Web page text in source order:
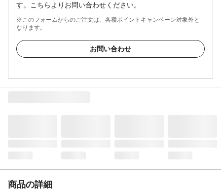
す。こちらよりお問い合わせください。
※このフォームからのご注文は、各種ポイントキャンペーン対象外と
なります。
お問い合わせ
商品の詳細